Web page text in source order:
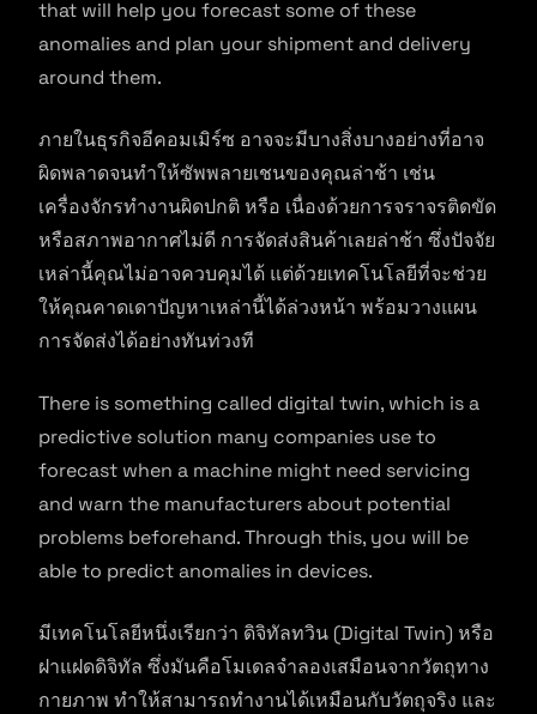
that will help you forecast some of these
anomalies and plan your shipment and delivery
around them.
ภายในธุรกิจอีคอมเมิร์ซ อาจจะมีบางสิ่งบางอย่างที่อาจ
ผิดพลาดจนทำให้ซัพพลายเชนของคุณล่าช้า เช่น
เครื่องจักรทำงานผิดปกติ หรือ เนื่องด้วยการจราจรติดขัด
หรือสภาพอากาศไม่ดี การจัดส่งสินค้าเลยล่าช้า ซึ่งปัจจัย
เหล่านี้คุณไม่อาจควบคุมได้ แต่ด้วยเทคโนโลยีที่จะช่วย
ให้คุณคาดเดาปัญหาเหล่านี้ได้ล่วงหน้า พร้อมวางแผน
การจัดส่งได้อย่างทันท่วงที
There is something called digital twin, which is a
predictive solution many companies use to
forecast when a machine might need servicing
and warn the manufacturers about potential
problems beforehand. Through this, you will be
able to predict anomalies in devices.
มีเทคโนโลยีหนึ่งเรียกว่า ดิจิทัลทวิน (Digital Twin) หรือ
ฝาแฝดดิจิทัล ซึ่งมันคือโมเดลจำลองเสมือนจากวัตถุทาง
กายภาพ ทำให้สามารถทำงานได้เหมือนกับวัตถุจริง และ